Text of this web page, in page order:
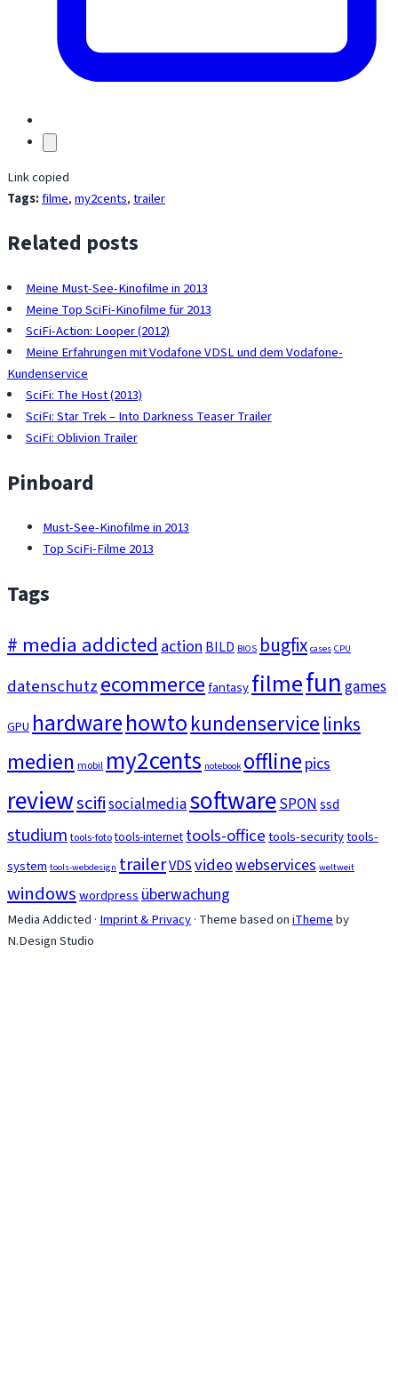
Link copied
Tags:filme,my2cents,trailer
Related posts
Meine Must-See-Kinofilme in 2013
Meine Top SciFi-Kinofilme für 2013
SciFi-Action: Looper (2012)
Meine Erfahrungen mit Vodafone VDSL und dem Vodafone-
Kundenservice
SciFi: The Host (2013)
SciFi: Star Trek – Into Darkness Teaser Trailer
SciFi: Oblivion Trailer
Pinboard
Must-See-Kinofilme in 2013
Top SciFi-Filme 2013
Tags
# media addicted action BILD BIOS bugfix cases CPU
datenschutzecommercefantasyfilmefungames
GPU hardwarehowtokundenservicelinks
medien mobil my2cents notebook offlinepics
reviewscifisocialmediasoftwareSPONssd
studiumtools-fototools-internettools-officetools-securitytools-
system tools-webdesign trailerVDSvideowebservices weltweit
windowswordpress überwachung
Media Addicted · Imprint & Privacy· Theme based oniThemeby
N.Design Studio